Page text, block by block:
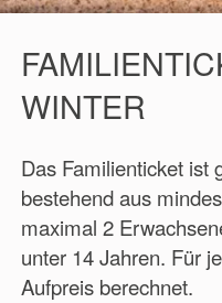
WINTER
Das Familienticket ist
bestehend aus
maximal 2
unter 14 Jahren. Für
Aufpreis berechnet.